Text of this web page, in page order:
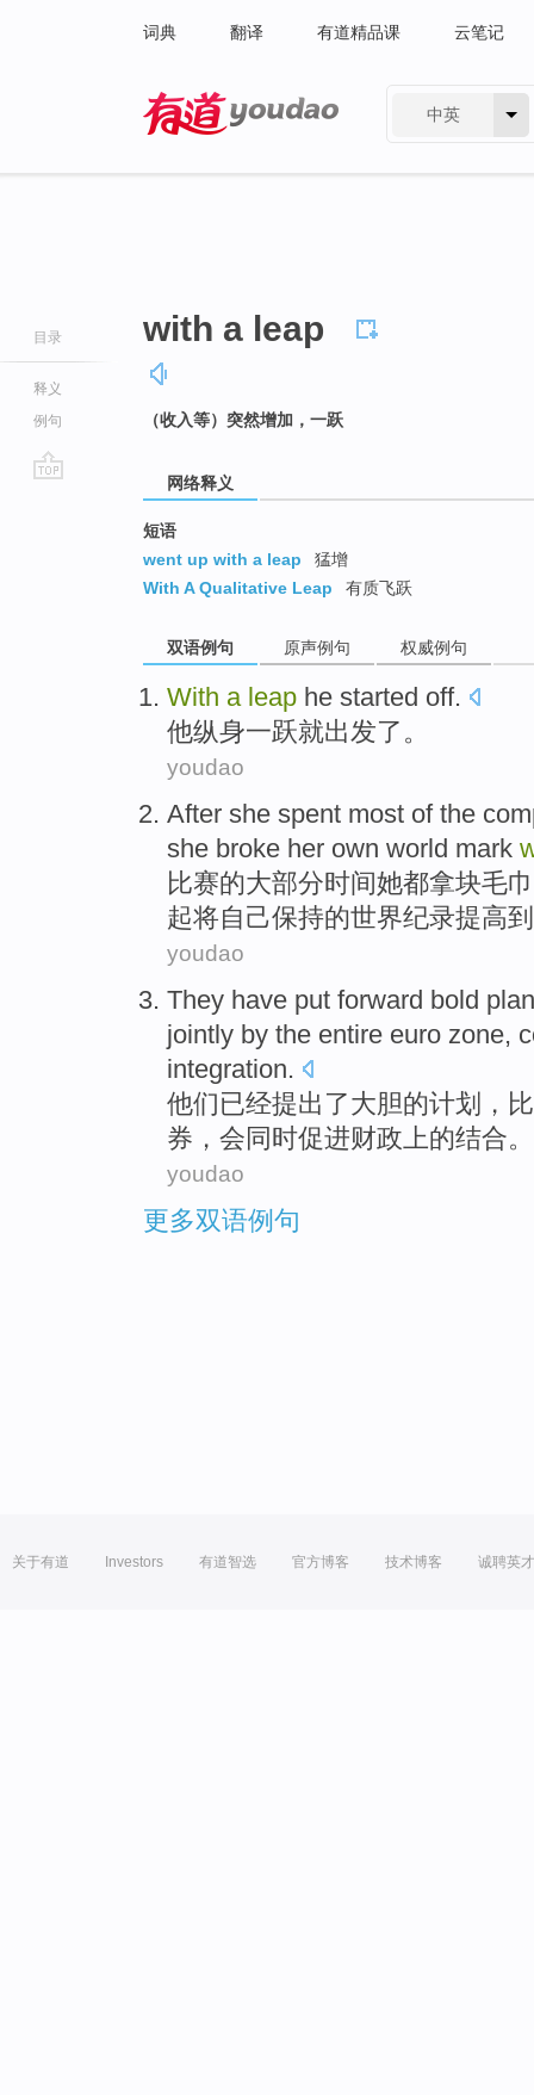
词典 翻译 有道精品课 云笔记
中英
目录
释义
例句
with a leap
（收入等）突然增加，一跃
网络释义
短语
went up with a leap
猛增
With A Qualitative Leap
有质飞跃
双语例句 原声例句 权威例句
With a leap he started off.
他纵身一跃就出发了。
youdao
After she spent most ofthe
she broke her own world mark
比赛的大部分时间她都拿块毛巾
起将自己保持的世界纪录提高
youdao
They have put forward bold
jointly by the entire euro zone,
integration.
他们已经提出 了大胆的计划 ，
券 ， 会同时促进财政 上的结合。
youdao
更多双语例句
关于有道 Investors 有道智选 官方博客 技术博客 诚聘英才